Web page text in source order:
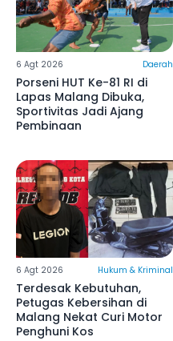
6 Agt 2026 Daerah
Porseni HUT Ke-81 RI di
Lapas Malang Dibuka,
Sportivitas Jadi Ajang
Pembinaan
6 Agt 2026 Hukum & Kriminal
Terdesak Kebutuhan,
Petugas Kebersihan di
Malang Nekat Curi Motor
Penghuni Kos